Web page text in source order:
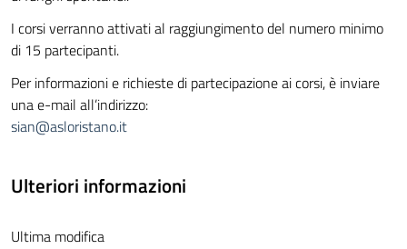
I corsi verranno attivati al raggiungimento del numero minimo
di 15 partecipanti.
Per informazioni e richieste di partecipazione ai corsi, è inviare
una e-mail all’indirizzo:
sian@asloristano.it
Ulteriori informazioni
Ultima modifica